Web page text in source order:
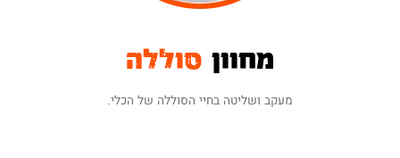
מחוון סוללה
מעקב ושליטה בחיי הסוללה של הכלי.